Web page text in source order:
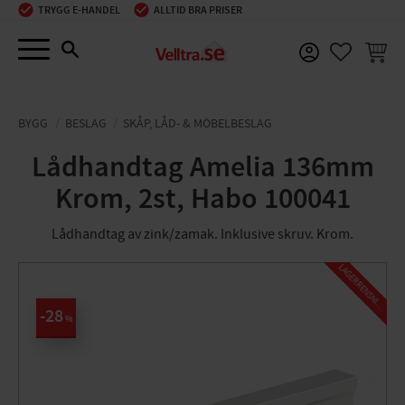
Meny
TRYGG E-HANDEL ALLTID BRA PRISER
BYGG BESLAG SKÅP, LÅD- & MÖBELBESLAG
Lådhandtag Amelia 136mm
Krom, 2st, Habo 100041
Lådhandtag av zink/zamak. Inklusive skruv. Krom.
28 %
L
A
G
E
R
R
E
N
S
N
I
N
G